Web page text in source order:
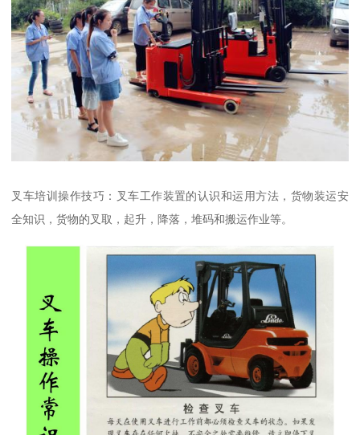
叉车培训操作技巧：叉车工作装置的认识和运用方法，货物装运安
全知识，货物的叉取，起升，降落，堆码和搬运作业等。